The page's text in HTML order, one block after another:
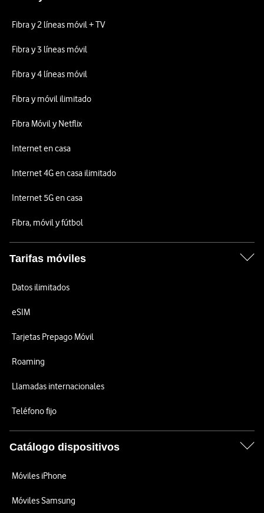
Fibra y 2 líneas móvil + TV
Fibra y 3 líneas móvil
Fibra y 4 líneas móvil
Fibra y móvil ilimitado
Fibra Móvil y Netflix
Internet en casa
Internet 4G en casa ilimitado
Internet 5G en casa
Fibra, móvil y fútbol
Tarifas móviles
Datos ilimitados
eSIM
Tarjetas Prepago Móvil
Roaming
Llamadas internacionales
Teléfono fijo
Catálogo dispositivos
Móviles iPhone
Móviles Samsung